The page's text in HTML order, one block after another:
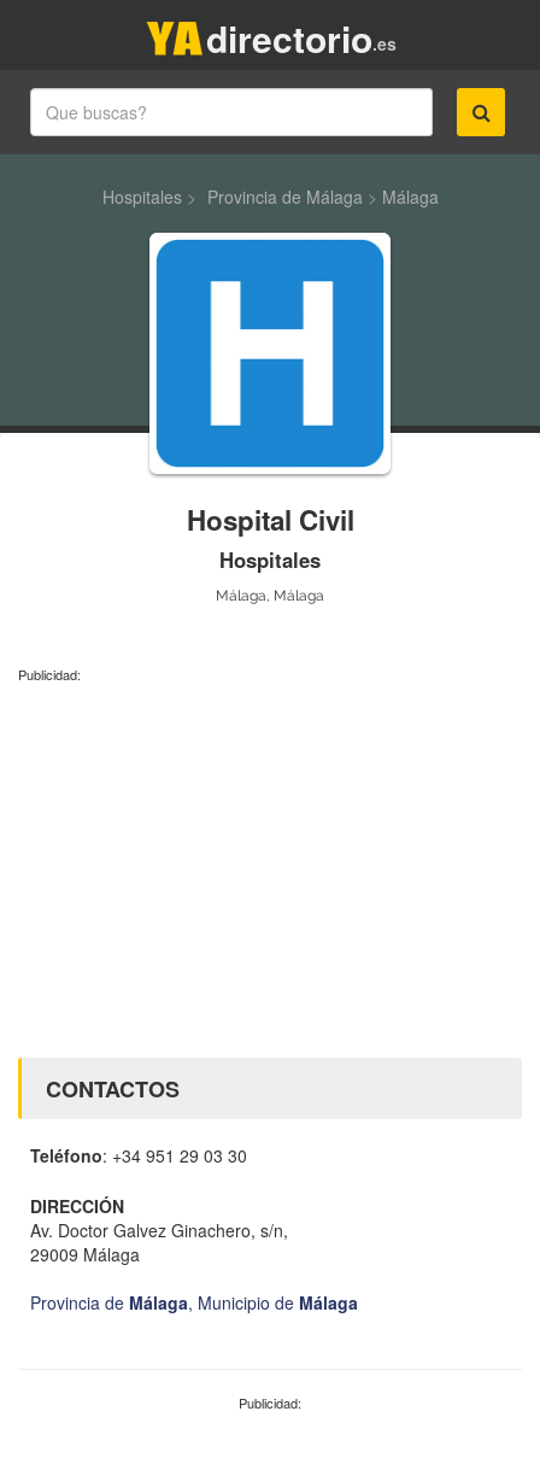
.es
directorio
Hospitales> Provincia de Málaga> Málaga
Hospital Civil
Hospitales
Málaga, Málaga
Publicidad:
CONTACTOS
Teléfono: +34 951 29 03 30
DIRECCIÓN
Av. Doctor Galvez Ginachero, s/n,
29009 Málaga
Provincia de Málaga, Municipio de Málaga
Publicidad: